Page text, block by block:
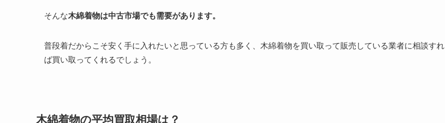
そんな木綿着物は中古市場でも需要があります。
普段着だからこそ安く手に入れたいと思っている方も多く、木綿着物を買い取って販売している業者に相談すれ
ば買い取ってくれるでしょう。
木綿着物の平均買取相場は？